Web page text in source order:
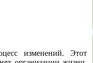
изменений. Этот